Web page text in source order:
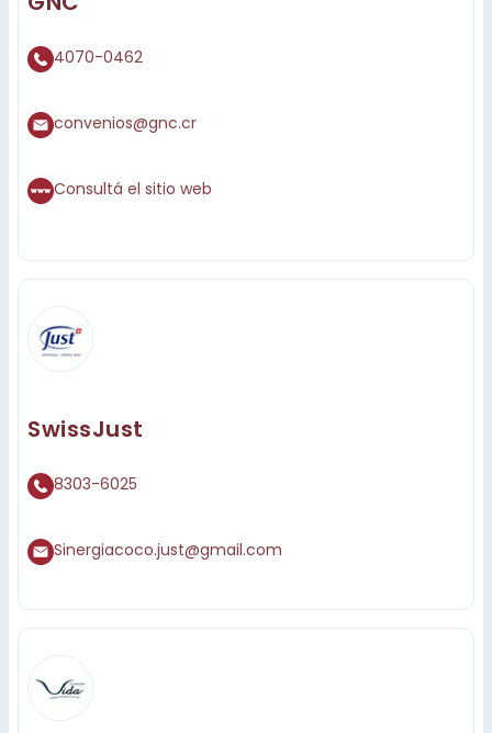
4070-0462
convenios@gnc.cr
Consultá el sitio web
SwissJust
8303-6025
Sinergiacoco.just@gmail.com